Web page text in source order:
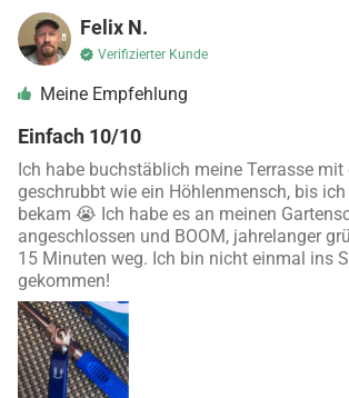
Felix N.
Verifizierter Kunde
Meine Empfehlung
Einfach 10/10
Ich habe buchstäblich meine Terrasse mit
geschrubbt wie ein Höhlenmensch, bis
bekam 😭 Ich habe es an meinen
angeschlossen und BOOM, jahrelanger
15 Minuten weg. Ich bin nicht einmal ins
gekommen!